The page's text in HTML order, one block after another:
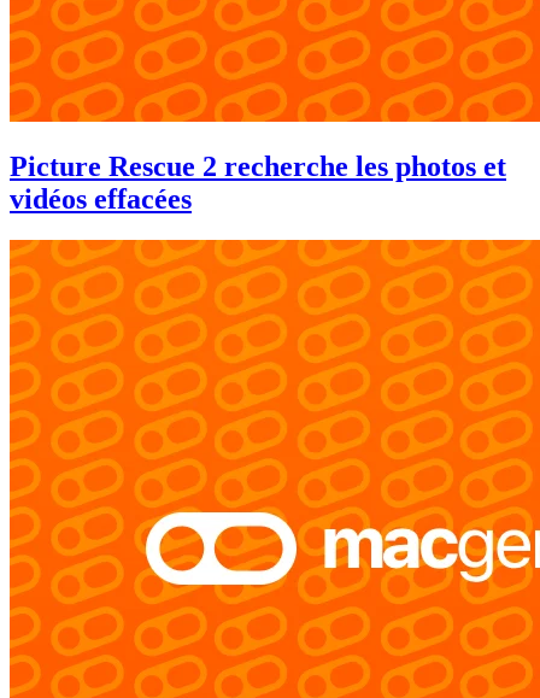
Picture Rescue 2 recherche les photos et
vidéos effacées